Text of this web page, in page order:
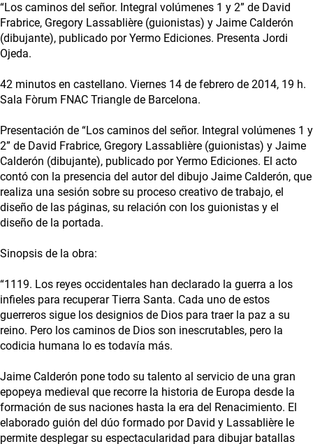
“Los caminos del señor. Integral volúmenes 1 y 2” de David
Frabrice, Gregory Lassablière (guionistas) y Jaime Calderón
(dibujante), publicado por Yermo Ediciones. Presenta Jordi
Ojeda.
42 minutos en castellano. Viernes 14 de febrero de 2014, 19 h.
Sala Fòrum FNAC Triangle de Barcelona.
Presentación de “Los caminos del señor. Integral volúmenes 1 y
2” de David Frabrice, Gregory Lassablière (guionistas) y Jaime
Calderón (dibujante), publicado por Yermo Ediciones. El acto
contó con la presencia del autor del dibujo Jaime Calderón, que
realiza una sesión sobre su proceso creativo de trabajo, el
diseño de las páginas, su relación con los guionistas y el
diseño de la portada.
Sinopsis de la obra:
“1119. Los reyes occidentales han declarado la guerra a los
infieles para recuperar Tierra Santa. Cada uno de estos
guerreros sigue los designios de Dios para traer la paz a su
reino. Pero los caminos de Dios son inescrutables, pero la
codicia humana lo es todavía más.
Jaime Calderón pone todo su talento al servicio de una gran
epopeya medieval que recorre la historia de Europa desde la
formación de sus naciones hasta la era del Renacimiento. El
elaborado guión del dúo formado por David y Lassablière le
permite desplegar su espectacularidad para dibujar batallas